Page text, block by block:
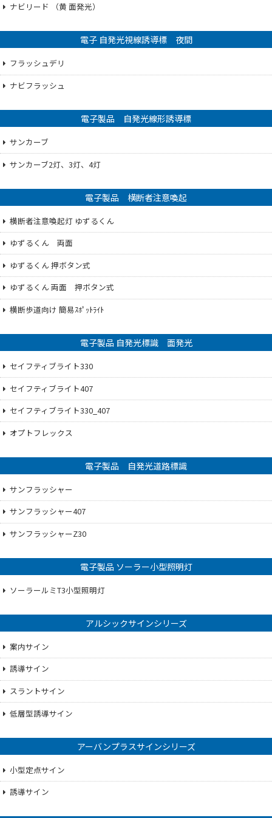
ナビリード （黄 面発光）
電子 自発光視線誘導標 夜間
フラッシュデリ
ナビフラッシュ
電子製品 自発光線形誘導標
サンカーブ
サンカーブ2灯、3灯、4灯
電子製品 横断者注意喚起
横断者注意喚起灯 ゆずるくん
ゆずるくん 両面
ゆずるくん 押ボタン式
ゆずるくん 両面 押ボタン式
横断歩道向け 簡易ｽﾎﾟｯﾄﾗｲﾄ
電子製品 自発光標識 面発光
セイフティブライト330
セイフティブライト407
セイフティブライト330_407
オプトフレックス
電子製品 自発光道路標識
サンフラッシャー
サンフラッシャー407
サンフラッシャーZ30
電子製品 ソーラー小型照明灯
ソーラールミT3小型照明灯
アルシックサインシリーズ
案内サイン
誘導サイン
スラントサイン
低層型誘導サイン
アーバンプラスサインシリーズ
小型定点サイン
誘導サイン